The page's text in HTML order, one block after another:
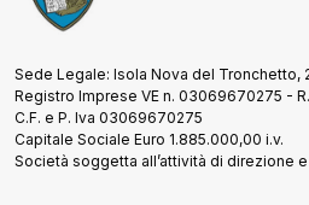
Sede Legale: Isola Nova del Tronchetto,
Registro Imprese VE n. 03069670275 -
C.F. e P. Iva 03069670275
Capitale Sociale Euro 1.885.000,00 i.v.
Società soggetta all’attività di direzione